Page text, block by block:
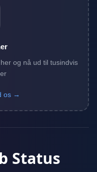
og nå ud til tusindvis
os →
Status